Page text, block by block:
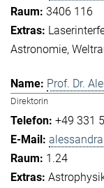
3406 116
Astronomie
Prof. Dr.
Direktorin
+49 331
1.24